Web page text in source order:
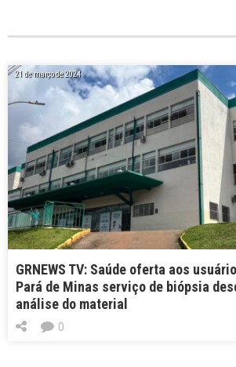
21 de março de 2024
GRNEWS TV: Saúde oferta aos
Pará de Minas serviço de biópsia
análise do material
0